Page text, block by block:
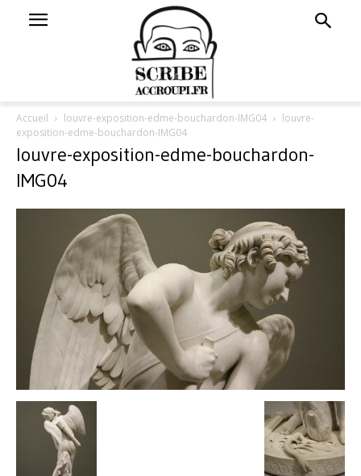
Accueil louvre-exposition-edme-bouchardon-IMG04
louvre-
exposition-edme-bouchardon-IMG04
louvre-exposition-edme-bouchardon-
IMG04